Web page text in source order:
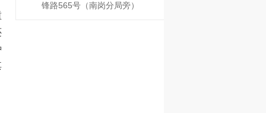
锋路565号（南岗分局旁）